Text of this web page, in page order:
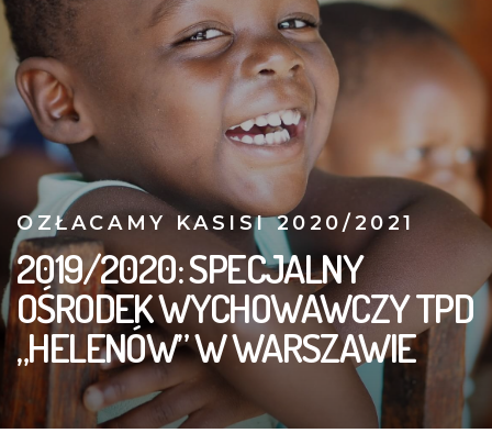
OZŁACAMY KASISI 2020/2021
2019/2020: SPECJALNY
OŚRODEK WYCHOWAWCZY TPD
„HELENÓW” W WARSZAWIE